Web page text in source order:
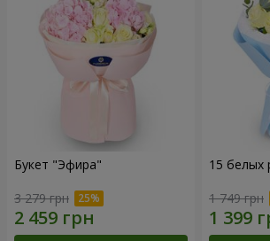
Букет "Эфира"
3 279 грн
15 белых
1 749 грн